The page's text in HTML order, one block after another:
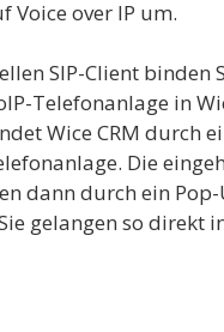
Voice over IP um.
SIP-Client binden
Telefonanlage in
Wice CRM durch
Die
dann durch ein
gelangen so direkt